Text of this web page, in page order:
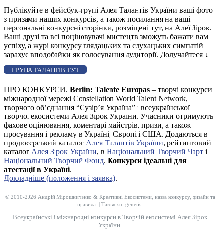
Публікуйте в фейсбук-групі Алея Талантів України ваші фото
з призами наших конкурсів, а також посилання на ваші
персональні конкурсні сторінки, розміщені тут, на Алеї Зірок.
Ваші друзі та всі поціновувачі мистецтв зможуть бажати вам
успіху, а журі конкурсу глядацьких та слухацьких симпатій
зарахує вподобайки як голосування аудиторії. Долучайтеся ↓
ГРУПА ТАЛАНТІВ ТУТ
ПРО КОНКУРСИ. Berlin: Talente Europas – творчі конкурси
міжнародної мережі Constellation World Talent Network,
творчого об’єднання “Сузір’я Україна” і всеукраїнської
творчої екосистеми Алея Зірок України. Учасники отримують
фахове оцінювання, коментарі майстрів, призи, а також
просування і рекламу в Україні, Європі і США. Додаються в
продюсерський каталог Алея Талантів України, рейтинговий
каталог Алея Зірок України, в Національний Творчий Чарт і
Національний Творчий Фонд. Конкурси ідеальні для
атестації в Україні.
Докладніше (положення і заявка).
© 2010-2026 Андрій Мірошниченко & Креативні Екосистеми, назва конкурсу, дизайн та
правила. | Також sui generis.
Всеукраїнські і міжнародні конкурси в Творчій екосистемі Алея Зірок
України